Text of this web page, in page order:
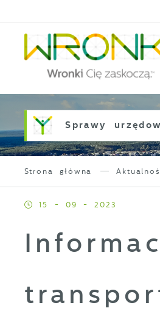
Sprawy
Strona główna
15 - 09 - 2023